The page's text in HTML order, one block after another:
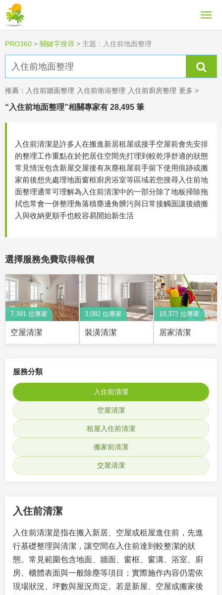
PRO360 > 關鍵字搜尋 > 主題：入住前地面整理
推薦： 入住前牆面整理 入住前衛浴整理 入住前廚房整理 更多 >
“入住前地面整理”相關專家有 28,495 筆
入住前清潔是許多人在搬進新居租屋或接手空屋前會先安排
的整理工作重點在於把居住空間先打理到較乾淨舒適的狀態
常見情況包含新屋交屋後有灰塵租屋前手留下使用痕跡或搬
家前後想先處理地面窗框廚房浴室等區域若您搜尋入住前地
面整理通常可理解為入住前清潔中的一部分除了地板掃除拖
拭也常會一併整理角落積塵邊角髒污與日常接觸面讓後續搬
入與收納更順手也較容易開始新生活
選擇服務免費取得報價
7,391 位專家
空屋清潔
3,082 位專家
裝潢清潔
18,372 位專家
居家清潔
服務分類
入住前清潔
空屋清潔
租屋入住前清潔
搬家前清潔
交屋清潔
入住前清潔
入住前清潔是指在搬入新居、空屋或租屋進住前，先進
行基礎整理與清潔，讓空間在入住前達到較整潔的狀
態。常見範圍包含地面、牆面、窗框、窗溝、浴室、廚
房、櫃體表面與一般除塵等項目；實際施作內容仍需依
現場狀況、坪數與屋況而定。若是新屋、空屋或搬家後